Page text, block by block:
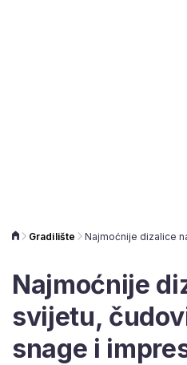
Gradilište
Najmoćnije
svijetu,
snage i